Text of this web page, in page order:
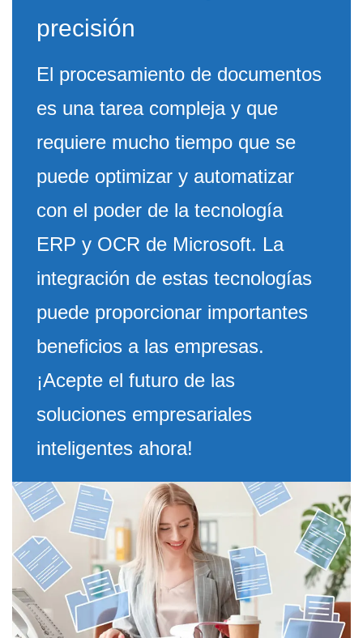
precisión
El procesamiento de documentos
es una tarea compleja y que
requiere mucho tiempo que se
puede optimizar y automatizar
con el poder de la tecnología
ERP y OCR de Microsoft. La
integración de estas tecnologías
puede proporcionar importantes
beneficios a las empresas.
¡Acepte el futuro de las
soluciones empresariales
inteligentes ahora!